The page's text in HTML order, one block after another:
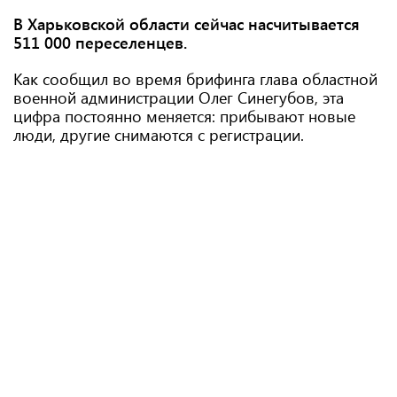
В Харьковской области сейчас насчитывается
511 000 переселенцев.
Как сообщил во время брифинга глава областной
военной администрации Олег Синегубов, эта
цифра постоянно меняется: прибывают новые
люди, другие снимаются с регистрации.